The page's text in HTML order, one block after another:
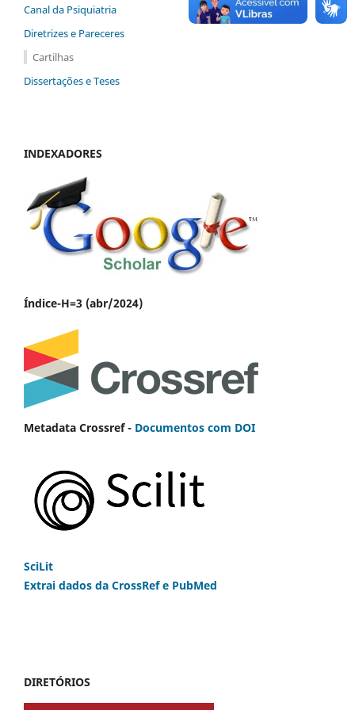
Canal da Psiquiatria
Diretrizes e Pareceres
Cartilhas
Dissertações e Teses
INDEXADORES
Índice-H=3 (abr/2024)
Metadata Crossref - Documentos com DOI
SciLit
Extrai dados da CrossRef e PubMed
DIRETÓRIOS